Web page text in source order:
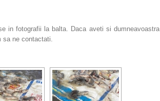
Pescuit
in fotografii la balta. Daca aveti si dumneavoastra
sa ne contactati.